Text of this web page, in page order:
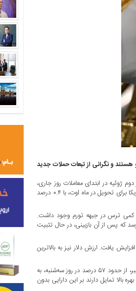
فدرال رزرو هستند و نگرانی از تبعات حملات جدید
در ابتدای معاملات روز جاری،
در ادامه با ۰.۶ درصد افزایش، به ۴۱۲۸ دلار و ۲۸سنت رسید. قیمت هر اونس طلا در بازار معاملات آتی آمریکا برای تحویل در ماه اوت، با ۰.۴ درصد
«تیستی لایو» گفت: طی ۲۴ ساعت گذشته، دوباره کمی ترس در جبهه تورم وجود داشت.
که پس از آن بازبینی، در حال تثبیت
اوراق خزانه آمریکا افزایش یافت. ارزش دلار نیز به بالاترین
طبق ابزار دیده‌بان فدرال شرکت CME، معامله‌گران انتظارات خود را برای افزایش نرخ بهره آمریکا در سپتامبر، از حدود ۵۷ درصد در روز سه‌شنبه، به
بالا تمایل دارند بر این دارایی بدون